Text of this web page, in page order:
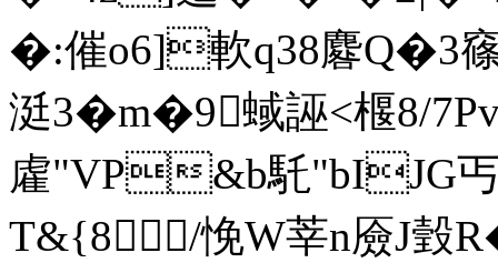
�:催o6]軟q38麔Q�3
涏3�m�9蜮誣<椻8/
雐"VP&b馲"bIJG丐
T&{8 /悗W莘n厱J瑴